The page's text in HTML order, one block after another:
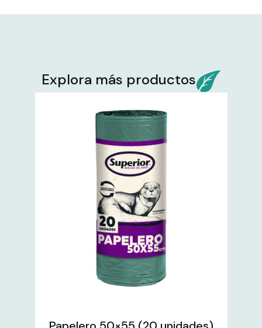
Explora más productos